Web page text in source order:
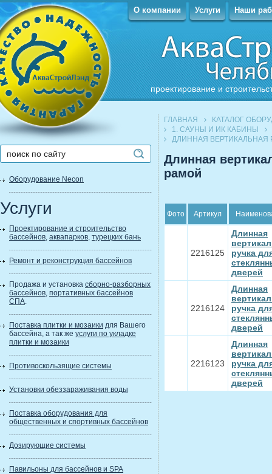
проектирование и
О компании Услуги Наши
Оборудование Necon
Услуги
Проектирование и строительство
бассейнов, аквапарков, турецких бань
Ремонт и реконструкция бассейнов
Продажа и установка сборно-разборных
бассейнов, портативных бассейнов
СПА.
Поставка плитки и мозаики для Вашего
бассейна, а так же услуги по укладке
плитки и мозаики
Противоскользящие системы
Установки обеззараживания воды
Поставка оборудования для
общественных и спортивных бассейнов
Дозирующие системы
Павильоны для бассейнов и SPA
ГЛАВНАЯ
КАТАЛОГ
1. САУНЫ И ИК КАБИНЫ
ДЛИННАЯ
Длинная
рамой
Фото Артикул
2216125
Длинная
ручка
дверей
2216124
Длинная
ручка
дверей
2216123
Длинная
ручка
дверей